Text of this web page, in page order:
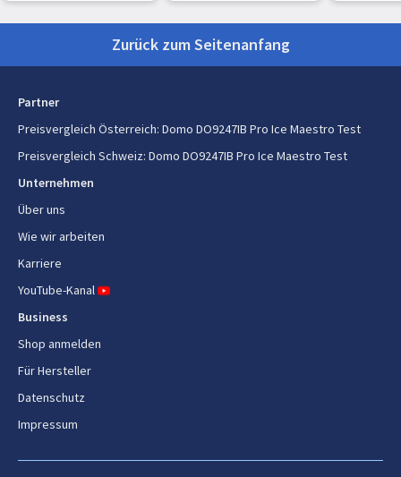
Eiswürfelmaschine,
Zurück zum Seitenanfang
Partner
Preisvergleich Österreich: Domo DO9247IB Pro Ice Maestro Test
Preisvergleich Schweiz: Domo DO9247IB Pro Ice Maestro Test
Unternehmen
Über uns
Wie wir arbeiten
Karriere
YouTube-Kanal
Business
Shop anmelden
Für Hersteller
Datenschutz
Impressum